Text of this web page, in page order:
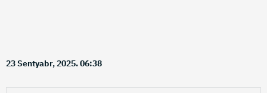
23 Sentyabr, 2025. 06:38